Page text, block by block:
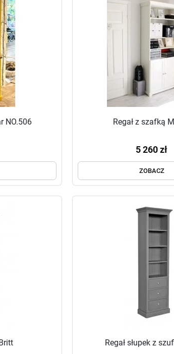
NO.506 Regał z szafką
5 260 zł
ZOBACZ
Regał słupek z